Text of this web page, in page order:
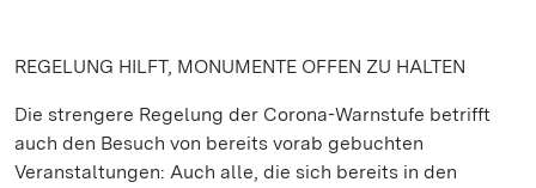
REGELUNG HILFT, MONUMENTE OFFEN ZU HALTEN
Die strengere Regelung der Corona-Warnstufe betrifft
auch den Besuch von bereits vorab gebuchten
Veranstaltungen: Auch alle, die sich bereits in den